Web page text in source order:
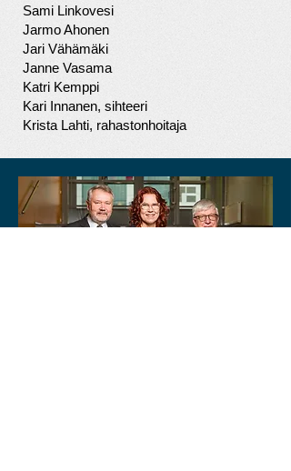
Sami Linkovesi
Jarmo Ahonen
Jari Vähämäki
Janne Vasama
Katri Kemppi
Kari Innanen, sihteeri
Krista Lahti, rahastonhoitaja